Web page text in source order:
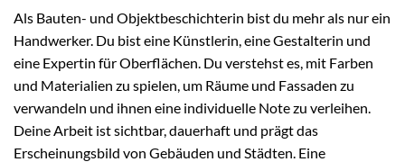
Als Bauten- und Objektbeschichterin bist du mehr als nur ein
Handwerker. Du bist eine Künstlerin, eine Gestalterin und
eine Expertin für Oberflächen. Du verstehst es, mit Farben
und Materialien zu spielen, um Räume und Fassaden zu
verwandeln und ihnen eine individuelle Note zu verleihen.
Deine Arbeit ist sichtbar, dauerhaft und prägt das
Erscheinungsbild von Gebäuden und Städten. Eine